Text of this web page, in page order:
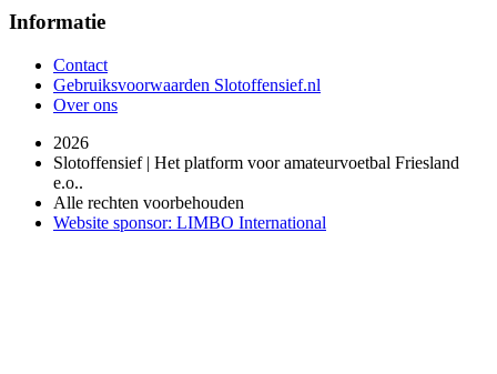
Informatie
Contact
Gebruiksvoorwaarden Slotoffensief.nl
Over ons
2026
Slotoffensief | Het platform voor amateurvoetbal Friesland
e.o..
Alle rechten voorbehouden
Website sponsor: LIMBO International